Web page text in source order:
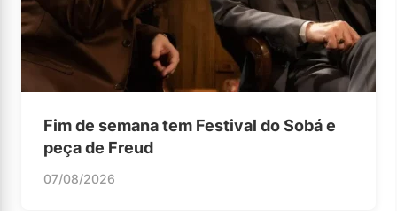
Fim de semana tem Festival do Sobá e
peça de Freud
07/08/2026